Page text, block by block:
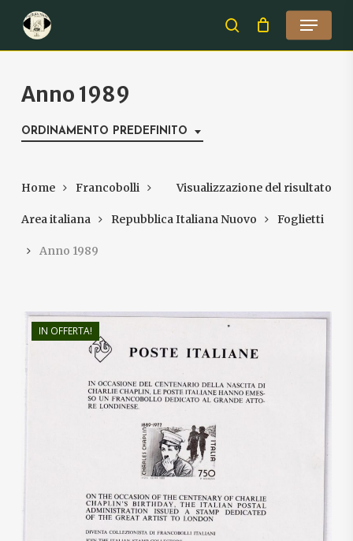
main
search
Menu
Anno 1989
ORDINAMENTO PREDEFINITO
Visualizzazione del risultato
Home Francobolli
Area italiana Repubblica Italiana Nuovo Foglietti
Anno 1989
IN OFFERTA!
€550,00
€480,00
Close